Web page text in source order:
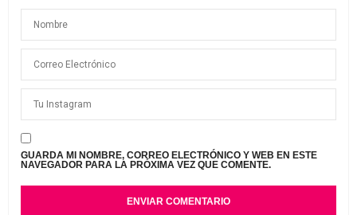
GUARDA MI NOMBRE, CORREO ELECTRÓNICO Y WEB EN ESTE
NAVEGADOR PARA LA PRÓXIMA VEZ QUE COMENTE.